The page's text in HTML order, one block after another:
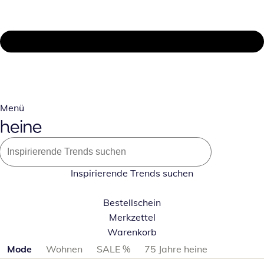
Menü
Inspirierende Trends suchen
Bestellschein
Merkzettel
Warenkorb
Produktkategorien überspringen
Mode Wohnen SALE %
75 Jahre heine